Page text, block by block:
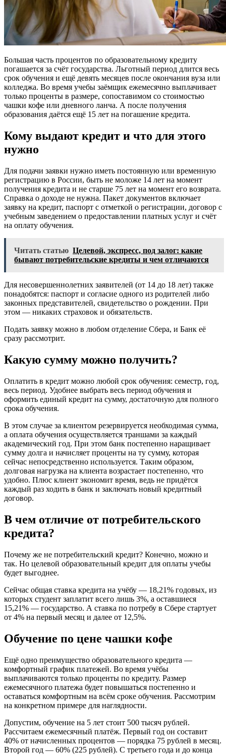
Большая часть процентов по образовательному кредиту
погашается за счёт государства. Льготный период длится весь
срок обучения и ещё девять месяцев после окончания вуза или
колледжа. Во время учебы заёмщик ежемесячно выплачивает
только проценты в размере, сопоставимом со стоимостью
чашки кофе или дневного ланча. А после получения
образования даётся ещё 15 лет на погашение кредита.
Кому выдают кредит и что для этого
нужно
Для подачи заявки нужно иметь постоянную или временную
регистрацию в России, быть не моложе 14 лет на момент
получения кредита и не старше 75 лет на момент его возврата.
Справка о доходе не нужна. Пакет документов включает
заявку на кредит, паспорт с отметкой о регистрации, договор с
учебным заведением о предоставлении платных услуг и счёт
на оплату обучения.
Читать статью Целевой, экспресс, под залог: какие
бывают потребительские кредиты и чем отличаются
Для несовершеннолетних заявителей (от 14 до 18 лет) также
понадобятся: паспорт и согласие одного из родителей либо
законных представителей, свидетельство о рождении. При
этом — никаких страховок и обязательств.
Подать заявку можно в любом отделение Сбера, и Банк её
сразу рассмотрит.
Какую сумму можно получить?
Оплатить в кредит можно любой срок обучения: семестр, год,
весь период. Удобнее выбрать весь период обучения и
оформить единый кредит на сумму, достаточную для полного
срока обучения.
В этом случае за клиентом резервируется необходимая сумма,
а оплата обучения осуществляется траншами за каждый
академический год. При этом банк постепенно наращивает
сумму долга и начисляет проценты на ту сумму, которая
сейчас непосредственно используется. Таким образом,
долговая нагрузка на клиента возрастает постепенно, что
удобно. Плюс клиент экономит время, ведь не придётся
каждый раз ходить в банк и заключать новый кредитный
договор.
В чем отличие от потребительского
кредита?
Почему же не потребительский кредит? Конечно, можно и
так. Но целевой образовательный кредит для оплаты учебы
будет выгоднее.
Сейчас общая ставка кредита на учёбу — 18,21% годовых, из
которых студент заплатит всего лишь 3%, а оставшиеся
15,21% — государство. А ставка по потребу в Сбере стартует
от 4% на первый месяц и далее от 12,5%.
Обучение по цене чашки кофе
Ещё одно преимущество образовательного кредита —
комфортный график платежей. Во время учёбы
выплачиваются только проценты по кредиту. Размер
ежемесячного платежа будет повышаться постепенно и
оставаться комфортным на всём сроке обучения. Рассмотрим
на конкретном примере для наглядности.
Допустим, обучение на 5 лет стоит 500 тысяч рублей.
Рассчитаем ежемесячный платёж. Первый год он составит
40% от начисленных процентов — порядка 75 рублей в месяц.
Второй год — 60% (225 рублей). С третьего года и до конца